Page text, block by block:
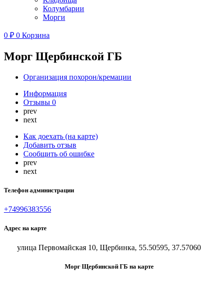
Колумбарии
Морги
0 ₽ 0 Корзина
Морг Щербинской ГБ
Организация похорон/кремации
Информация
Отзывы 0
prev
next
Как доехать (на карте)
Добавить отзыв
Сообщить об ошибке
prev
next
Телефон администрации
+74996383556
Адрес на карте
улица Первомайская 10, Щербинка, 55.50595, 37.57060
Морг Щербинской ГБ на карте